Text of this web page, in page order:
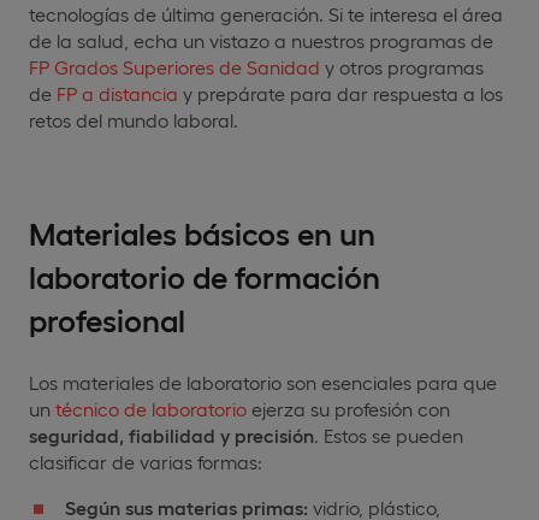
tecnologías de última generación. Si te interesa el área
de la salud, echa un vistazo a nuestros programas de
FP Grados Superiores de Sanidad y otros programas
de FP a distancia y prepárate para dar respuesta a los
retos del mundo laboral.
Materiales básicos en un
laboratorio de formación
profesional
Los materiales de laboratorio son esenciales para que
un técnico de laboratorio ejerza su profesión con
seguridad, fiabilidad y precisión . Estos se pueden
clasificar de varias formas:
Según sus materias primas: vidrio, plástico,